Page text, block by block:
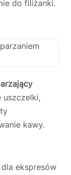
do filiżanki.
uszczelki,
kawy.
ekspresów